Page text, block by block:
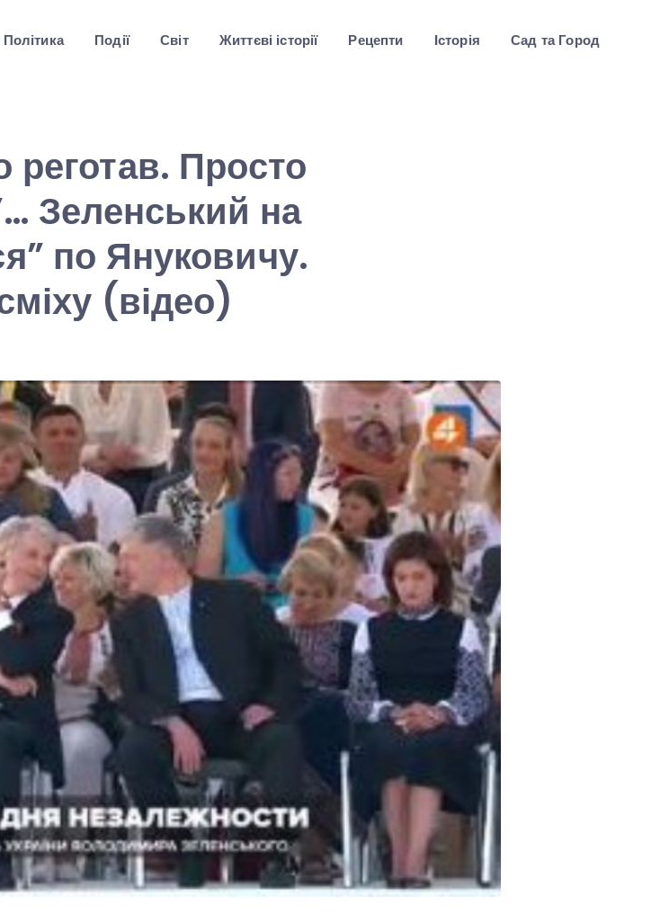
Політика Події Світ Життєві історії Рецепти Історія Сад та Город
Просто
Зеленський на
по Януковичу.
(відео)